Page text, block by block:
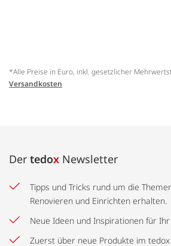
*Alle Preise in Euro, inkl. gesetzlicher
Versandkosten
Der tedox Newsletter
Tipps und Tricks rund um die
Renovieren und Einrichten erhalten.
Neue Ideen und Inspirationen für
Zuerst über neue Produkte im